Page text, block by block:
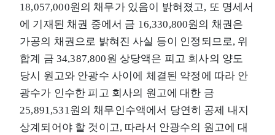
18,057,000원의 채무가 있음이 밝혀졌고, 또 명세서
에 기재된 채권 중에서 금 16,330,800원의 채권은
가공의 채권으로 밝혀진 사실 등이 인정되므로, 위
합계 금 34,387,800원 상당액은 피고 회사의 양도
당시 원고와 안광수 사이에 체결된 약정에 따라 안
광수가 인수한 피고 회사의 원고에 대한 금
25,891,531원의 채무인수액에서 당연히 공제 내지
상계되어야 할 것이고, 따라서 안광수의 원고에 대